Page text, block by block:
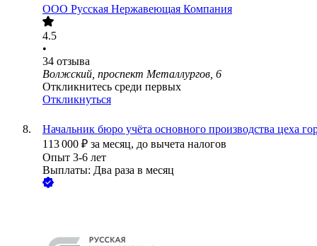
ООО Русская Нержавеющая Компания
4.5
•
34 отзыва
Волжский, проспект Металлургов, 6
Откликнитесь среди первых
Откликнуться
Начальник бюро учёта основного производства цеха
113 000 ₽ за месяц, до вычета налогов
Опыт 3-6 лет
Выплаты: Два раза в месяц